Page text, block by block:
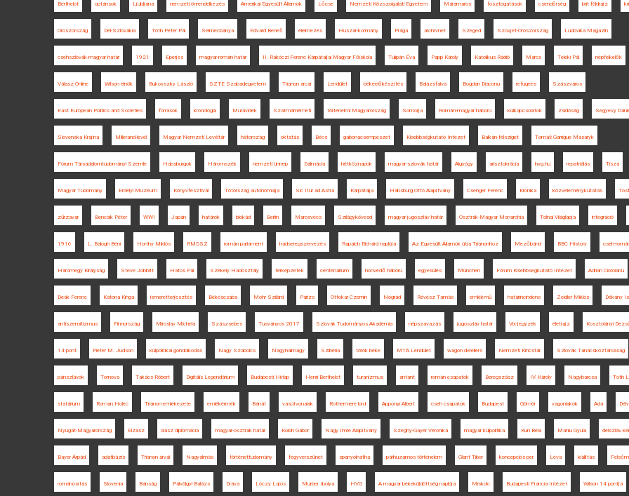
Berthelot optánsok Ljubljana nemzeti önrendelkezés Amerikai Egyesült Államok Lőcse Nemzeti Közszolgálati Egyetem Máramaros fosztogatások csendőrség brit földrajz
Oroszország Dél-Szlovákia Tóth Péter Pál Selmecbánya Edvard Beneš élelmezés Huszár-kormány Prága archívnet Szeged Szovjet-Oroszország Ludovika Magazin
csehszlovák-magyar határ 1921 Eperjes magyar-román határ II. Rákóczi Ferenc Kárpátaljai Magyar Főiskola Tulipán Éva Papp Károly Katolikus Rádió Maros Teleki Pál népfelkelők
Válasz Online Wilson elnök Bukovszky László SZTE Szabadegyetem Trianon arcai Lendület békeelőkészítés Balázsfalva Bogdan Diaconu refugees Szászváros
East European Politics and Societies források kronológia Muravidék Szatmárnémeti történelmi Magyarország Somorja Román-magyar háború külkapcsolatok zsidóság Segyevy
Slovenska Krajina Millerand-levél Magyar Nemzeti Levéltár hátország oktatás Bécs gabonacsempészet Kisebbségkutató Intézet Balkán-félsziget Tomáš Garrigue Masaryk
Fórum Társadalomtudományi Szemle Habsburgok Háromszék nemzeti ünnep Dalmácia hétköznapok magyar-szlovák határ Algyógy arisztokrácia hvg.hu repatriálás Tisza
Magyar Tudomány Erdélyi Múzeum Könyvfesztivál Tótország autonómiája Sic Itur ad Astra Kárpátalja Habsburg Ottó Alapítvány Csenger Ferenc Krónika közvéleménykutatás
zűrzavar Bencsik Péter WWI Japán határok blokád Berlin Marosvécs Szilágykövesd magyar-jugoszláv határ Osztrák-Magyar Monarchia Tolnai Világlapja integráció
1916 L. Balogh Béni Horthy Miklós RMDSZ román parlament hadseregszervezés Rapaich Richárd naplója Az Egyesült Államok útja Trianonhoz Mezőbánd BBC History cseh-
Háromegy Királyság Steve Jobbitt Hatos Pál Székely Hadosztály térképzetek centenárium honvédő háború egyesülés München Fórum Kisebbségkutató Intézet Adrian Cioroianu
Deák Ferenc Katona Kinga ismeretterjesztés Békéscsaba Mohr Szilárd Párizs Ottokar Czernin Nógrád Révész Tamás emlékmű határincindens Zeidler Miklós Dékány
antiszemitizmus Finnország Miroslav Michela Szászsebes Tusványos 2017 Szlovák Tudományos Akadémia népszavazás jugoszláv határ Vix-jegyzék életrajz Kosztolányi
14 pont Pieter M. Judson külpolitikai gondolkodás Nagy Szabolcs Nagyhalmágy Szibéria török béke MTA Lendület wagon dwellers Nemzeti Kincstár Szlovák Tanácsköztársaság
pánszlávok Tornova Takács Róbert Digitális Legendárium Budapesti Hírlap Henri Berthelot turanizmus antant román csapatok Beregszász IV. Károly Nagybarcsa Tóth
statárium Roman Holec Trianon emlékezete emlékérmék Bánát vasútvonalak Rothermere lord Apponyi Albert cseh csapatok Budapest Gömör vagonlakók Ada
Nyugat-Magyarország Elzász olasz diplomácia magyar-osztrák határ Koloh Gábor Nagy Imre Alapítvány Szeghy-Gayer Veronika magyar külpolitika Kun Béla Maniu Gyula délszláv
Bayer Árpád adatbázis Trianon árvái Nagyalmás történettudomány fegyverszünet spanyolnátha párhuzamos történelem Glant Tibor koncepciós per Léva kiállítás
románosítás Slovenia Bánság Pálvölgyi Balázs Dráva Lóczy Lajos Murber Ibolya HVG A magyar békeküldöttség naplója Miskolc Budapesti Francia Intézet Wilson 14 pontja